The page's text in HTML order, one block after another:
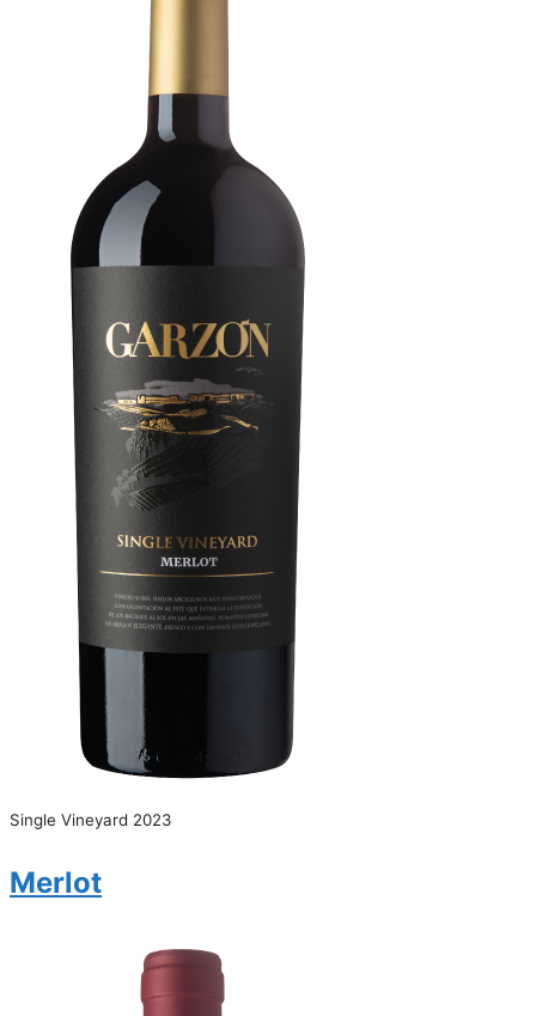
Single Vineyard 2023
Merlot